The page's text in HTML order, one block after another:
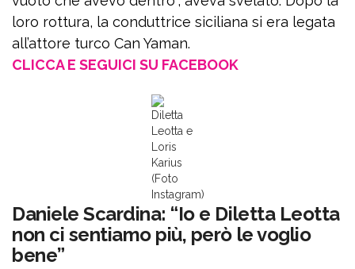
loro rottura, la conduttrice siciliana si era legata
all’attore turco Can Yaman.
CLICCA E SEGUICI SU FACEBOOK
Diletta
Leotta e
Loris
Karius
(Foto
Instagram)
Daniele Scardina: “Io e Diletta Leotta
non ci sentiamo più, però le voglio
bene”